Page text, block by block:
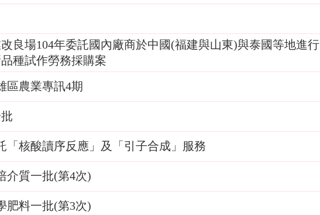
良場104年委託國內廠商於中國(福建與山東)與泰國等地進行
種試作勞務採購案
區農業專訊4期
「核酸讀序反應」及「引子合成」服務
介質一批(第4次)
肥料一批(第3次)